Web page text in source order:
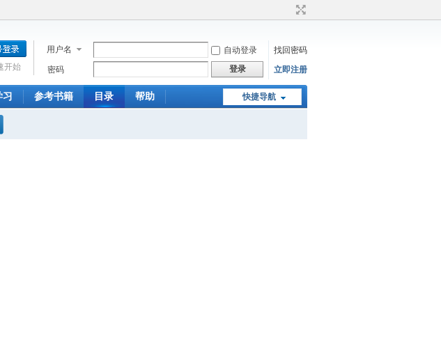
用户名 自动登录
找回密码
密码
登录 立即注册
开始
快捷导航
参考书籍 目录 帮助